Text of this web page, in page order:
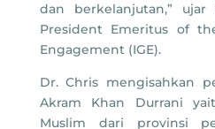
dan berkelanjutan,”
President Emeritus of
Engagement (IGE).
Dr. Chris mengisahkan
Akram Khan Durrani
Muslim dari provinsi